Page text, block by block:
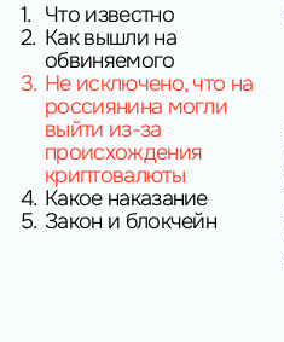
1. Что известно
2. Как вышли на
обвиняемого
3. Не исключено, что на
россиянина могли
выйти из-за
происхождения
криптовалюты
4. Какое наказание
5. Закон и блокчейн